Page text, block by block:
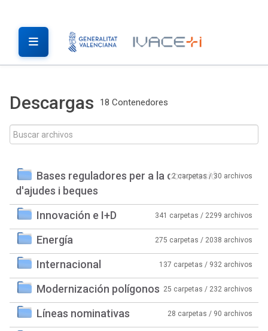
Descargas 18 Contenedores
Bases reguladores per a la concessió
d'ajudes i beques
2 carpetas / 30 archivos
Innovación e I+D 341 carpetas / 2299 archivos
Energía 275 carpetas / 2038 archivos
Internacional 137 carpetas / 932 archivos
Modernización polígonos 25 carpetas / 232 archivos
Líneas nominativas 28 carpetas / 90 archivos